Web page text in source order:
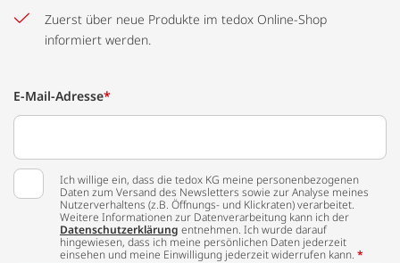
Zuerst über neue Produkte im tedox Online-Shop
informiert werden.
E-Mail-Adresse*
Ich willige ein, dass die tedox KG meine personenbezogenen
Daten zum Versand des Newsletters sowie zur Analyse meines
Nutzerverhaltens (z.B. Öffnungs- und Klickraten) verarbeitet.
Weitere Informationen zur Datenverarbeitung kann ich der
Datenschutzerklärung entnehmen. Ich wurde darauf
hingewiesen, dass ich meine persönlichen Daten jederzeit
einsehen und meine Einwilligung jederzeit widerrufen kann. *